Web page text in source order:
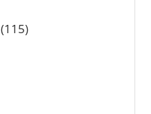
(115)